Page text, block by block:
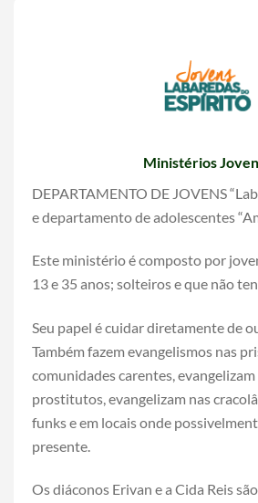
Ministérios
DEPARTAMENTO DE JOVENS
e departamento de adolescentes
Este ministério é composto por
13 e 35 anos; solteiros e que não
Seu papel é cuidar diretamente de
Também fazem evangelismos nas
comunidades carentes,
prostitutos, evangelizam nas
funks e em locais onde
presente.
Os diáconos Erivan e a Cida Reis